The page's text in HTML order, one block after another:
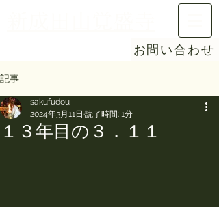
お問い合わせ
記事
１３年目の３．１１
sakufudou
2024年3月11日 読了時間: 1分